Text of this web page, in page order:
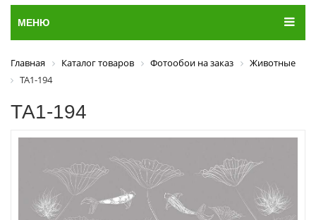
МЕНЮ
Главная Каталог товаров Фотообои на заказ
Животные
ТА1-194
ТА1-194